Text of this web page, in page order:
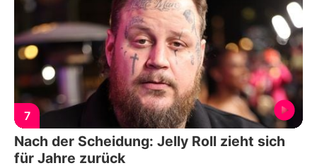
7
Nach der Scheidung: Jelly Roll zieht sich
für Jahre zurück